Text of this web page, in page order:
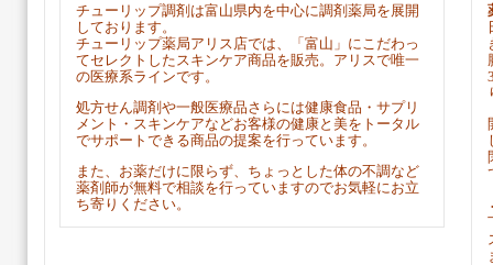
チューリップ調剤は富山県内を中心に調剤薬局を展開
しております。
チューリップ薬局アリス店では、「富山」にこだわっ
てセレクトしたスキンケア商品を販売。アリスで唯一
の医療系ラインです。
処方せん調剤や一般医療品さらには健康食品・サプリ
メント・スキンケアなどお客様の健康と美をトータル
でサポートできる商品の提案を行っています。
また、お薬だけに限らず、ちょっとした体の不調など
薬剤師が無料で相談を行っていますのでお気軽にお立
ち寄りください。